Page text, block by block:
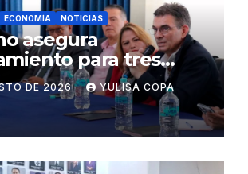
ECONOMÍA NOTICIAS
asegura
para tres
estratégicos de
DE 2026 YULISA COPA